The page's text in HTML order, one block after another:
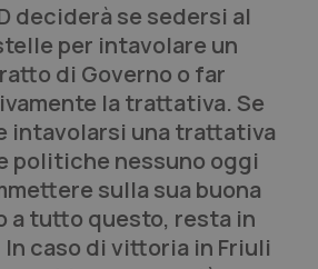
deciderà se sedersi al
per intavolare un
di Governo o far
la trattativa. Se
intavolarsi una trattativa
politiche nessuno oggi
sulla sua buona
a tutto questo, resta in
In caso di vittoria in Friuli